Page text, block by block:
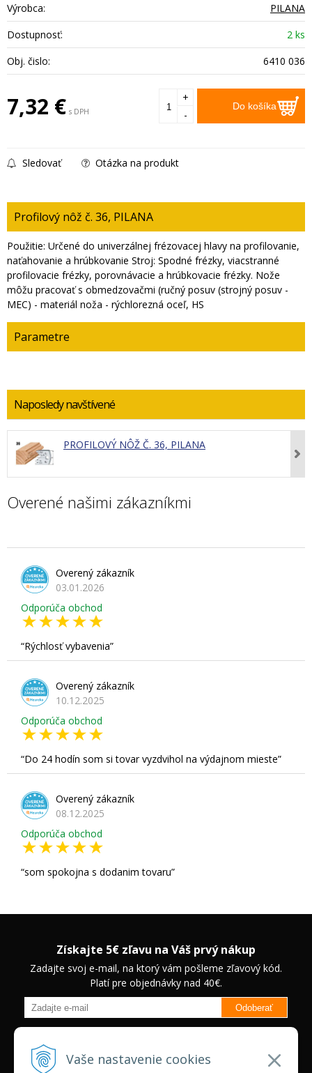
Vaše nastavenie cookies
Výrobca:
PILANA
Dostupnosť:
2 ks
Obj. čislo:
6410 036
7,32 € s DPH Do košíka
+
-
Sledovať Otázka na produkt
Profilový nôž č. 36, PILANA
Použitie: Určené do univerzálnej frézovacej hlavy na profilovanie,
naťahovanie a hrúbkovanie Stroj: Spodné frézky, viacstranné
profilovacie frézky, porovnávacie a hrúbkovacie frézky. Nože
môžu pracovať s obmedzovačmi (ručný posuv (strojný posuv -
MEC) - materiál noža - rýchlorezná oceľ, HS
Parametre
Naposledy navštívené
PROFILOVÝ NÔŽ Č. 36, PILANA
Overené našimi zákazníkmi
Overený zákazník
03.01.2026
Odporúča obchod
Rýchlosť vybavenia
Overený zákazník
10.12.2025
Odporúča obchod
Do 24 hodín som si tovar vyzdvihol na výdajnom mieste
Overený zákazník
08.12.2025
Odporúča obchod
som spokojna s dodanim tovaru
Získajte 5€ zľavu na Váš prvý nákup
Zadajte svoj e-mail, na ktorý vám pošleme zľavový kód.
Platí pre objednávky nad 40€.
Odoberať
zľavách na vybrané produkty.
Neplatí pre Veľkoobchodných
zákazníkov.